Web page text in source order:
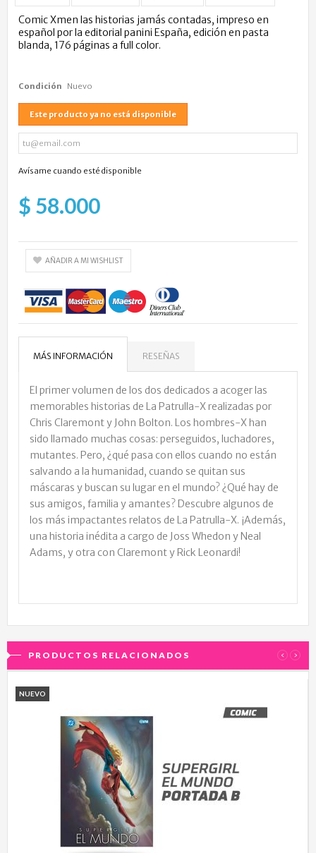
Comic Xmen las historias jamás contadas, impreso en
español por la editorial panini España, edición en pasta
blanda, 176 páginas a full color.
Condición Nuevo
Este producto ya no está disponible
Avísame cuando esté disponible
$ 58.000
AÑADIR A MI WISHLIST
MÁS INFORMACIÓN RESEÑAS
El primer volumen de los dos dedicados a acoger las
memorables historias de La Patrulla-X realizadas por
Chris Claremont y John Bolton. Los hombres-X han
sido llamado muchas cosas: perseguidos, luchadores,
mutantes. Pero, ¿qué pasa con ellos cuando no están
salvando a la humanidad, cuando se quitan sus
máscaras y buscan su lugar en el mundo? ¿Qué hay de
sus amigos, familia y amantes? Descubre algunos de
los más impactantes relatos de La Patrulla-X. ¡Además,
una historia inédita a cargo de Joss Whedon y Neal
Adams, y otra con Claremont y Rick Leonardi!
PRODUCTOS RELACIONADOS ‹ ›
NUEVO